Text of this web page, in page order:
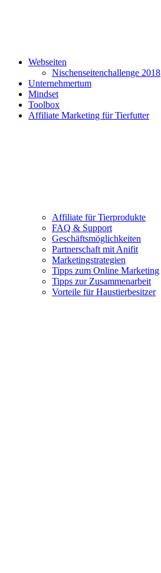
Webseiten
Nischenseitenchallenge 2018
Unternehmertum
Mindset
Toolbox
Affiliate Marketing für Tierfutter
Affiliate für Tierprodukte
FAQ & Support
Geschäftsmöglichkeiten
Partnerschaft mit Anifit
Marketingstrategien
Tipps zum Online Marketing
Tipps zur Zusammenarbeit
Vorteile für Haustierbesitzer